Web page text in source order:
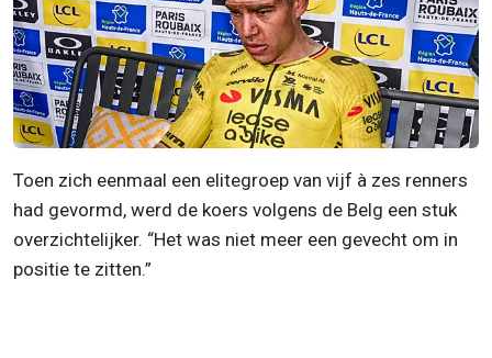
Toen zich eenmaal een elitegroep van vijf à zes renners
had gevormd, werd de koers volgens de Belg een stuk
overzichtelijker. “Het was niet meer een gevecht om in
positie te zitten.”